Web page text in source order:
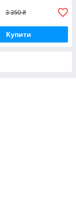
3 350 ₴
Купити